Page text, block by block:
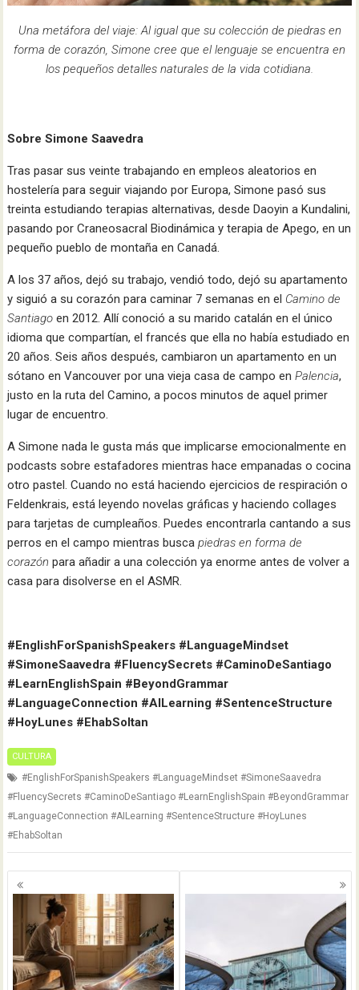
Una metáfora del viaje: Al igual que su colección de piedras en
forma de corazón, Simone cree que el lenguaje se encuentra en
los pequeños detalles naturales de la vida cotidiana.
Sobre Simone Saavedra
Tras pasar sus veinte trabajando en empleos aleatorios en
hostelería para seguir viajando por Europa, Simone pasó sus
treinta estudiando terapias alternativas, desde Daoyin a Kundalini,
pasando por Craneosacral Biodinámica y terapia de Apego, en un
pequeño pueblo de montaña en Canadá.
A los 37 años, dejó su trabajo, vendió todo, dejó su apartamento
y siguió a su corazón para caminar 7 semanas en el Camino de
Santiago en 2012. Allí conoció a su marido catalán en el único
idioma que compartían, el francés que ella no había estudiado en
20 años. Seis años después, cambiaron un apartamento en un
sótano en Vancouver por una vieja casa de campo enPalencia,
justo en la ruta del Camino, a pocos minutos de aquel primer
lugar de encuentro.
A Simone nada le gusta más que implicarse emocionalmente en
podcasts sobre estafadores mientras hace empanadas o cocina
otro pastel. Cuando no está haciendo ejercicios de respiración o
Feldenkrais, está leyendo novelas gráficas y haciendo collages
para tarjetas de cumpleaños. Puedes encontrarla cantando a sus
perros en el campo mientras buscapiedras en forma de
corazón para añadir a una colección ya enorme antes de volver a
casa para disolverse en el ASMR.
#EnglishForSpanishSpeakers #LanguageMindset
#SimoneSaavedra #FluencySecrets #CaminoDeSantiago
#LearnEnglishSpain #BeyondGrammar
#LanguageConnection #AILearning #SentenceStructure
#HoyLunes #EhabSoltan
CULTURA
#EnglishForSpanishSpeakers #LanguageMindset #SimoneSaavedra
#FluencySecrets #CaminoDeSantiago #LearnEnglishSpain #BeyondGrammar
#LanguageConnection #AILearning #SentenceStructure #HoyLunes
#EhabSoltan
Navegación
de
entradas